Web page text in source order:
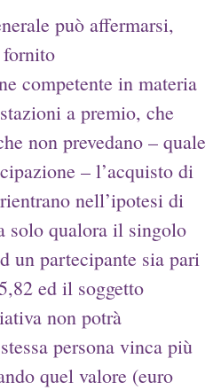
può affermarsi,
competente in materia
a premio, che
non prevedano – quale
– l’acquisto di
nell’ipotesi di
solo qualora il singolo
un partecipante sia pari
ed il soggetto
non potrà
persona vinca più
quel valore (euro